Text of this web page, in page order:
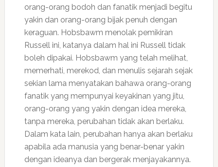
orang-orang bodoh dan fanatik menjadi begitu
yakin dan orang-orang bijak penuh dengan
keraguan. Hobsbawm menolak pemikiran
Russell ini, katanya dalam hal ini Russell tidak
boleh dipakai. Hobsbawm yang telah melihat,
memerhati, merekod, dan menulis sejarah sejak
sekian lama menyatakan bahawa orang-orang
fanatik yang mempunyai keyakinan yang jitu,
orang-orang yang yakin dengan idea mereka,
tanpa mereka, perubahan tidak akan berlaku.
Dalam kata lain, perubahan hanya akan berlaku
apabila ada manusia yang benar-benar yakin
dengan ideanya dan bergerak menjayakannya.